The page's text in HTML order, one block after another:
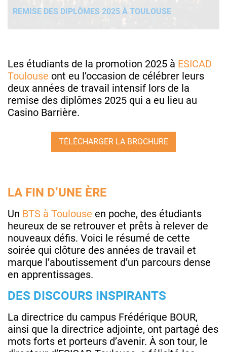
REMISE DES DIPLÔMES 2025 À TOULOUSE
Les étudiants de la promotion 2025 à ESICAD
Toulouse ont eu l’occasion de célébrer leurs
deux années de travail intensif lors de la
remise des diplômes 2025 qui a eu lieu au
Casino Barrière.
TÉLÉCHARGER LA BROCHURE
LA FIN D’UNE ÈRE
Un BTS à Toulouse en poche, des étudiants
heureux de se retrouver et prêts à relever de
nouveaux défis. Voici le résumé de cette
soirée qui clôture des années de travail et
marque l’aboutissement d’un parcours dense
en apprentissages.
DES DISCOURS INSPIRANTS
La directrice du campus Frédérique BOUR,
ainsi que la directrice adjointe, ont partagé des
mots forts et porteurs d’avenir. À son tour, le